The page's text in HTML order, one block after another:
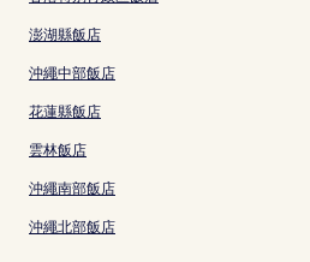
澎湖縣飯店
沖繩中部飯店
花蓮縣飯店
雲林飯店
沖繩南部飯店
沖繩北部飯店